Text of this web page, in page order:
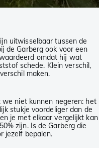
uitwisselbaar tussen de
de Garberg ook voor een
omdat hij wat
schede. Klein verschil,
maken.
niet kunnen negeren: het
stukje voordeliger dan de
je met elkaar vergelijkt kan
zijn. Is de Garberg die
jezelf bepalen.